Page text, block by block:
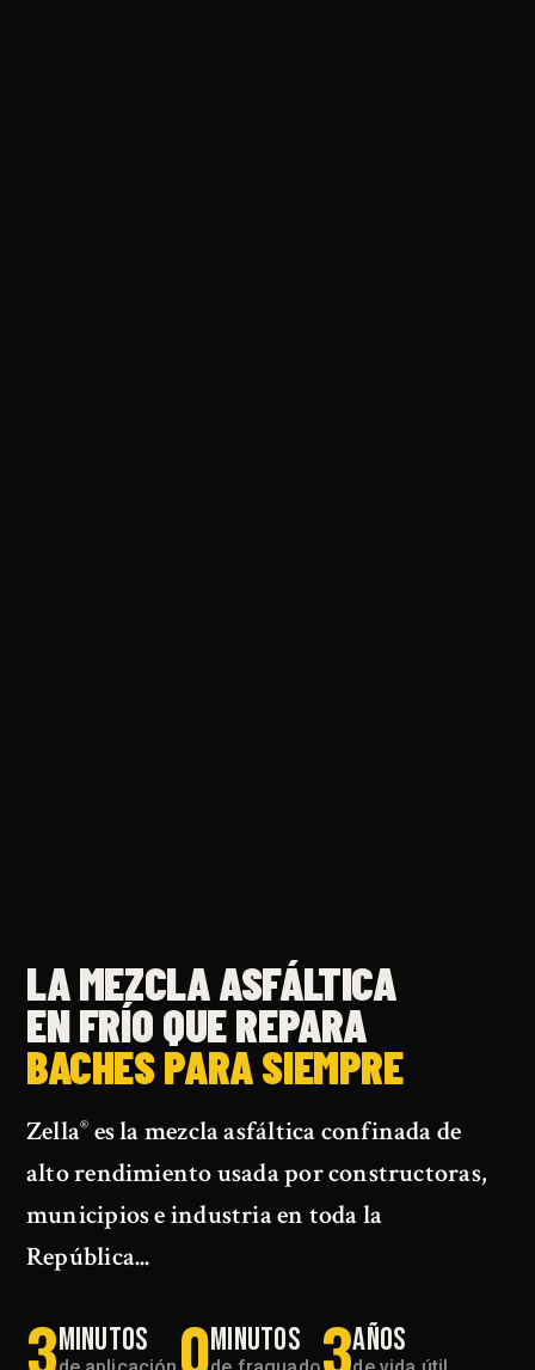
LA MEZCLA ASFÁLTICA
EN FRÍO QUE REPARA
BACHES PARA SIEMPRE
Zella® es la mezcla asfáltica confinada de
alto rendimiento usada por constructoras,
municipios e industria en toda la
República...
3MINUTOS 0MINUTOS 3AÑOS